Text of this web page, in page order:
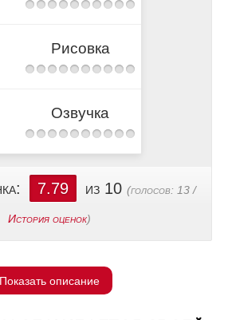
Рисовка
Озвучка
7.79 из 10 (голосов: 13 /
История оценок)
Показать описание